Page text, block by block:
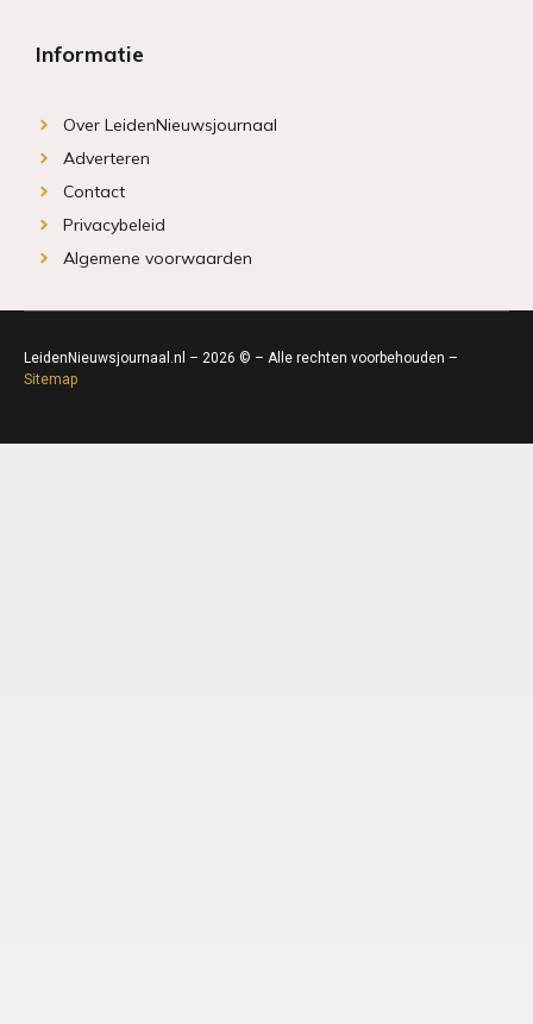
Informatie
Over LeidenNieuwsjournaal
Adverteren
Contact
Privacybeleid
Algemene voorwaarden
LeidenNieuwsjournaal.nl – 2026 © – Alle rechten voorbehouden –
Sitemap